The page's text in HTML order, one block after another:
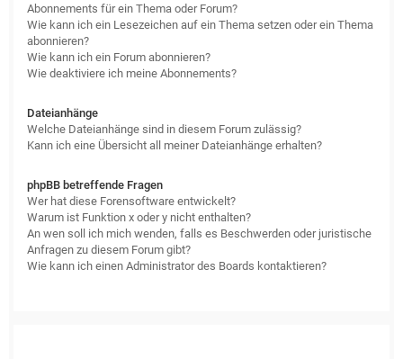
Abonnements für ein Thema oder Forum?
Wie kann ich ein Lesezeichen auf ein Thema setzen oder ein Thema
abonnieren?
Wie kann ich ein Forum abonnieren?
Wie deaktiviere ich meine Abonnements?
Dateianhänge
Welche Dateianhänge sind in diesem Forum zulässig?
Kann ich eine Übersicht all meiner Dateianhänge erhalten?
phpBB betreffende Fragen
Wer hat diese Forensoftware entwickelt?
Warum ist Funktion x oder y nicht enthalten?
An wen soll ich mich wenden, falls es Beschwerden oder juristische
Anfragen zu diesem Forum gibt?
Wie kann ich einen Administrator des Boards kontaktieren?